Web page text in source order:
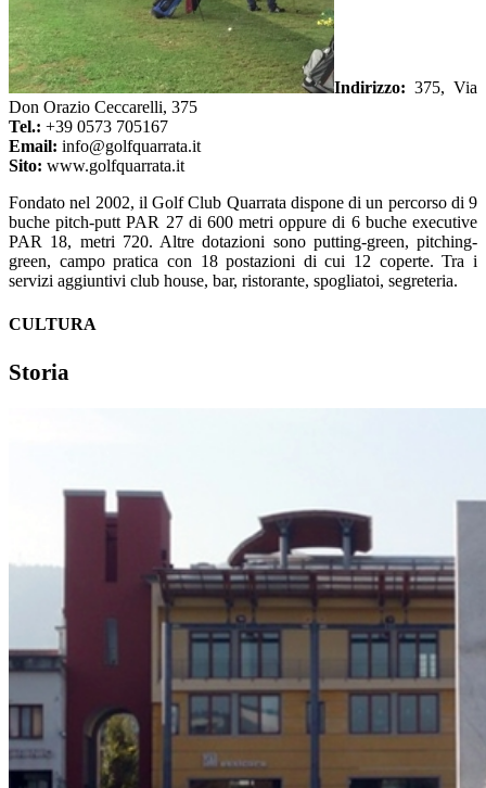
Indirizzo: 375, Via
Don Orazio Ceccarelli, 375
Tel.: +39 0573 705167
Email: info@golfquarrata.it
Sito: www.golfquarrata.it
Fondato nel 2002, il Golf Club Quarrata dispone di un percorso di 9
buche pitch-putt PAR 27 di 600 metri oppure di 6 buche executive
PAR 18, metri 720. Altre dotazioni sono putting-green, pitching-
green, campo pratica con 18 postazioni di cui 12 coperte. Tra i
servizi aggiuntivi club house, bar, ristorante, spogliatoi, segreteria.
CULTURA
Storia